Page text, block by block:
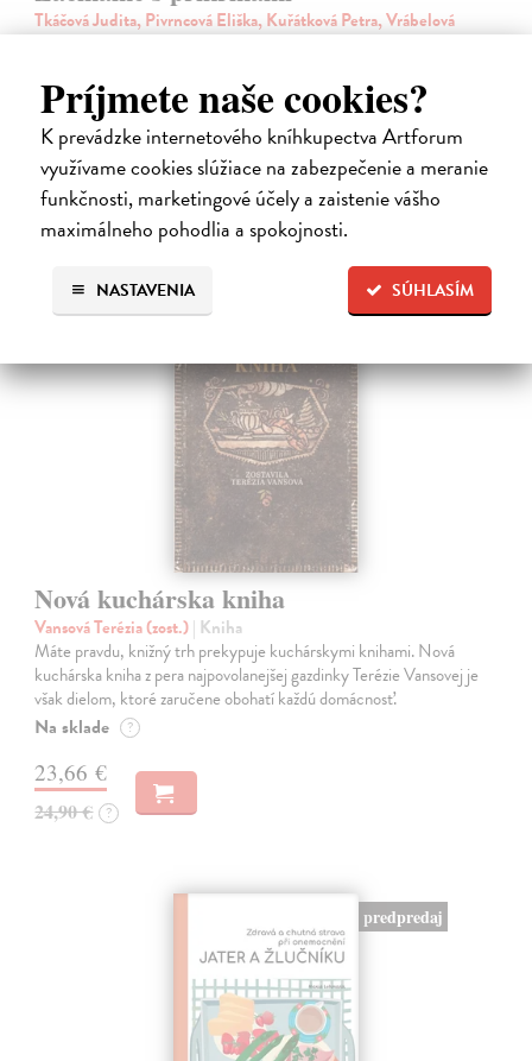
Príjmete naše cookies?
K prevádzke internetového kníhkupectva Artforum
využívame cookies slúžiace na zabezpečenie a meranie
funkčnosti, marketingové účely a zaistenie vášho
maximálneho pohodlia a spokojnosti.
SÚHLASÍM
NASTAVENIA
Tkáčová Judita, Pivrncová Eliška, Kuřátková Petra, Vrábelová
rodičov zas veľkým orieškom.
Čaká sa dotlač, vychádza 11.9.2026, zasielame do 12 dní od
dotlače
16,48 €
16,99 € ?
na sklade
Nová kuchárska kniha
Vansová Terézia (zost.)| Kniha
Máte pravdu, knižný trh prekypuje kuchárskymi knihami. Nová
kuchárska kniha z pera najpovolanejšej gazdinky Terézie Vansovej je
však dielom, ktoré zaručene obohatí každú domácnosť.
Na sklade ?
23,66 €
24,90 € ?
predpredaj